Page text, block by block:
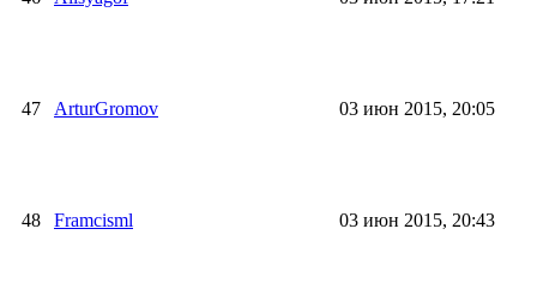
47 ArturGromov 03 июн 2015, 20:05
48 Framcisml 03 июн 2015, 20:43